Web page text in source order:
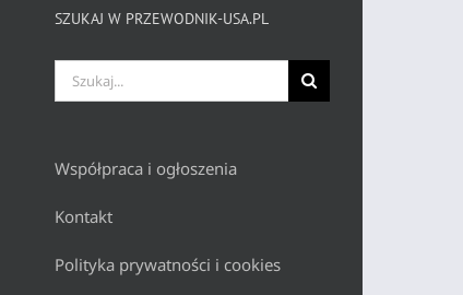
SZUKAJ W PRZEWODNIK-USA.PL
Szukaj
Współpraca i ogłoszenia
Kontakt
Polityka prywatności i cookies